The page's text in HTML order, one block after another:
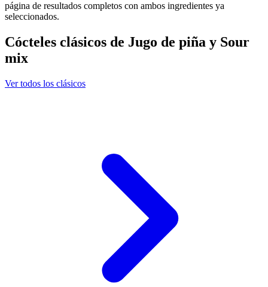
página de resultados completos con ambos ingredientes ya
seleccionados.
Cócteles clásicos de Jugo de piña y Sour
mix
Ver todos los clásicos